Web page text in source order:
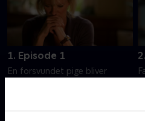
1. Episode 1
En forsvundet pige bliver